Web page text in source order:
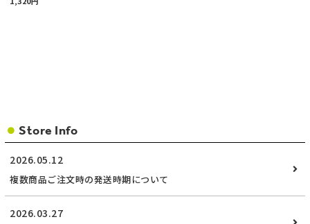
Store Info
2026.05.12
複数商品ご注文時の発送時期について
2026.03.27